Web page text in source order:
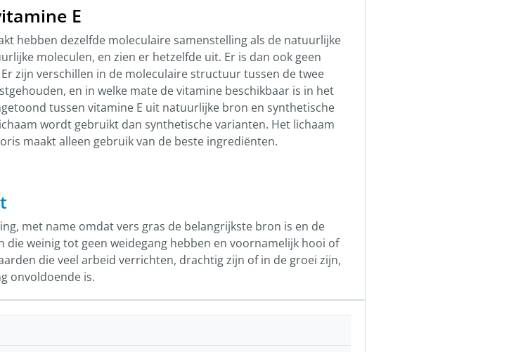
E
hebben dezelfde moleculaire samenstelling als de natuurlijke
moleculen, en zien er hetzelfde uit. Er is dan ook geen
zijn verschillen in de moleculaire structuur tussen de twee
en in welke mate de vitamine beschikbaar is in het
tussen vitamine E uit natuurlijke bron en synthetische
wordt gebruikt dan synthetische varianten. Het lichaam
maakt alleen gebruik van de beste ingrediënten.
met name omdat vers gras de belangrijkste bron is en de
weinig tot geen weidegang hebben en voornamelijk hooi of
die veel arbeid verrichten, drachtig zijn of in de groei zijn,
onvoldoende is.